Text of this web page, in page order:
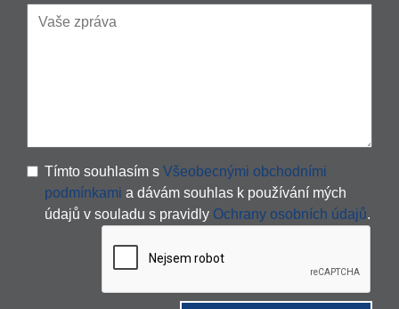
Tímto souhlasím s Všeobecnými obchodními
podmínkami a dávám souhlas k používání mých
údajů v souladu s pravidly Ochrany osobních údajů.